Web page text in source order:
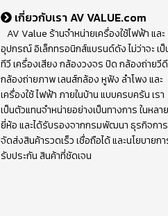
เกี่ยวกับเรา AV VALUE.com
AV Value ร้านจำหน่ายเครื่องใช้ไฟฟ้า และ
อุปกรณ์ อิเล็กทรอนิกส์แบรนด์ดัง ไม่ว่าจะ เป็
ทีวี เครื่องเสียง กล้องวงจร ปิด กล้องถ่ายวี
กล้องถ่ายภาพ เลนส์กล้อง หูฟัง ลำโพง และ
เครื่องใช้ ไฟฟ้า ภายในบ้าน แบบครบครัน เรา
เป็นตัวแทนจำหน่ายอย่างเป็นทางการ ในหลาย
ยี่ห้อ และได้รับรองจากกรมพัฒนา ธุรกิจกา
จัดส่งสินค้ารวดเร็ว เชื่อถือได้ และนโยบายก
รับประกัน สินค้าที่ชัดเจน